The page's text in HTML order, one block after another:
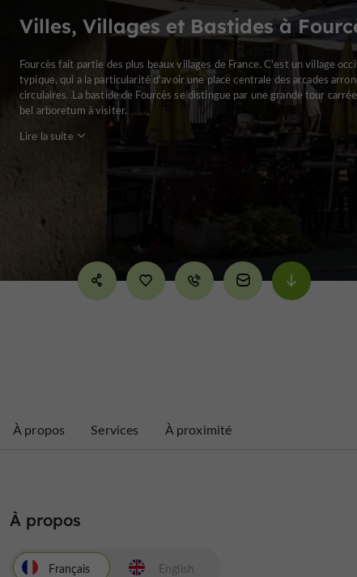
Villes, Villages et Bastides à
Fourcès fait partie des plus beaux villages de France. C'est un village
typique, qui a la particularité d'avoir une place centrale des arcades
circulaires. La bastide de Fourcès se distingue par une grande tour
bel arboretum à visiter.
Lire la suite
À propos Services À proximité
À propos
Français English